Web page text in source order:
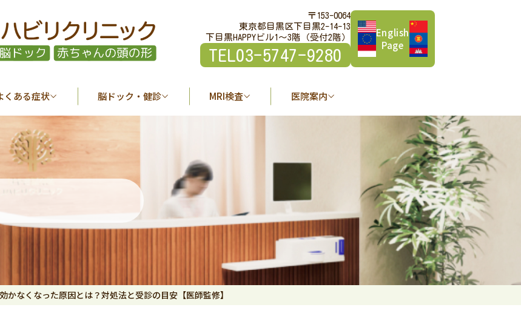
〒153-0064
東京都目黒区下目黒2-14-13
下目黒HAPPYビル1～3階（受付2階）
TEL03-5747-9280
English
Page
くある症状 脳ドック・健診 MRI検査 医院案内
かなくなった原因とは？対処法と受診の目安【医師監修】